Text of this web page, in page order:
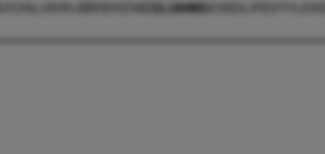
COLUMNS